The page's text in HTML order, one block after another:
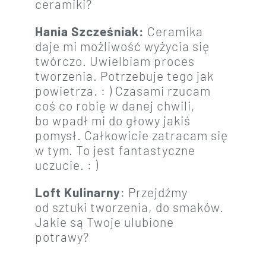
ceramiki?
Hania Szcześniak: Ceramika
daje mi możliwość wyżycia się
twórczo. Uwielbiam proces
tworzenia. Potrzebuje tego jak
powietrza. : ) Czasami rzucam
coś co robię w danej chwili,
bo wpadł mi do głowy jakiś
pomysł. Całkowicie zatracam się
w tym. To jest fantastyczne
uczucie. : )
Loft Kulinarny: Przejdźmy
od sztuki tworzenia, do smaków.
Jakie są Twoje ulubione
potrawy?